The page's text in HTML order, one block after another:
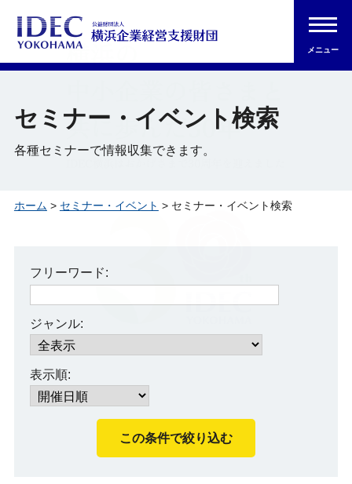
メニュー
セミナー・イベント検索
各種セミナーで情報収集できます。
ホーム > セミナー・イベント > セミナー・イベント検索
フリーワード:
ジャンル:
表示順: